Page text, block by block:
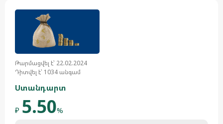
Թարմացվել է՝ 22.02.2024
Դիտվել է՝ 1034 անգամ
Ստանդարտ
₽ 5.50%